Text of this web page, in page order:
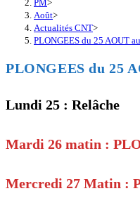
PM>
Août>
Actualités CNT>
PLONGEES du 25 AOUT
PLONGEES du 25
Lundi 25 : Relâche
Mardi 26 matin :
Mercredi 27 Matin :